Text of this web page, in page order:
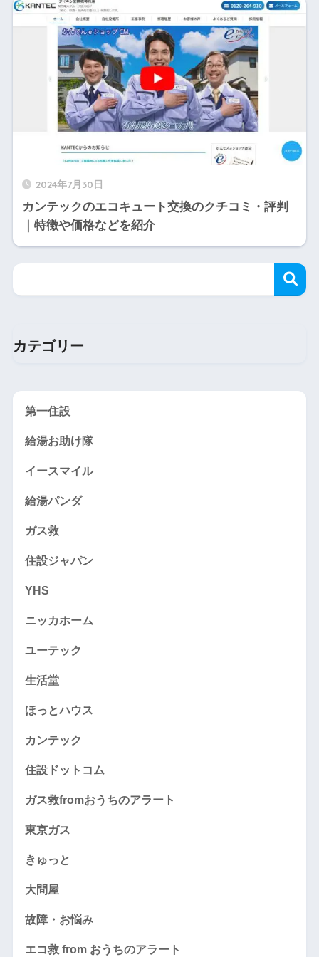
2024年7月30日
カンテックのエコキュート交換のクチコミ・評判
｜特徴や価格などを紹介
カテゴリー
第一住設
給湯お助け隊
イースマイル
給湯パンダ
ガス救
住設ジャパン
YHS
ニッカホーム
ユーテック
生活堂
ほっとハウス
カンテック
住設ドットコム
ガス救fromおうちのアラート
東京ガス
きゅっと
大問屋
故障・お悩み
エコ救 from おうちのアラート